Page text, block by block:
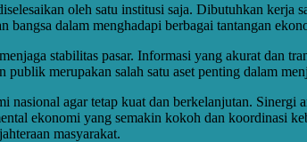
oleh satu institusi saja. Dibutuhkan kerja
bangsa dalam menghadapi berbagai tantangan
stabilitas pasar. Informasi yang akurat dan
merupakan salah satu aset penting dalam
agar tetap kuat dan berkelanjutan.
ekonomi yang semakin kokoh dan koordinasi
masyarakat.